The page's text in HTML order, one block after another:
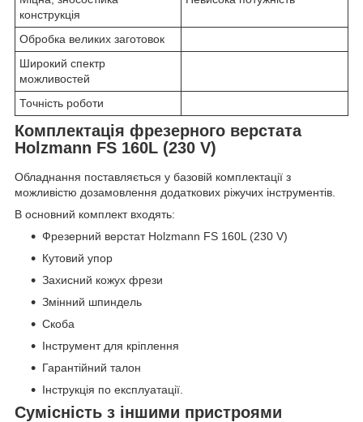
конструкція
Обробка великих заготовок
Широкий спектр
можливостей
Точність роботи
Комплектація фрезерного верстата
Holzmann FS 160L (230 V)
Обладнання поставляється у базовій комплектації з
можливістю дозамовлення додаткових ріжучих інструментів.
В основний комплект входять:
Фрезерний верстат Holzmann FS 160L (230 V)
Кутовий упор
Захисний кожух фрези
Змінний шпиндель
Скоба
Інструмент для кріплення
Гарантійний талон
Інструкція по експлуатації.
Сумісність з іншими пристроями